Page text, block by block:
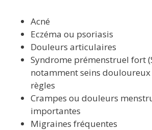
Acné
Eczéma ou psoriasis
Douleurs articulaires
Syndrome prémenstruel fort
notamment seins douloureux
règles
Crampes ou douleurs
importantes
Migraines fréquentes